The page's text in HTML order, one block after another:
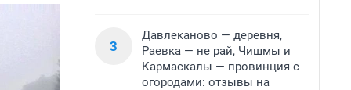
3
Давлеканово — деревня,
Раевка — не рай, Чишмы и
Кармаскалы — провинция с
огородами: отзывы на